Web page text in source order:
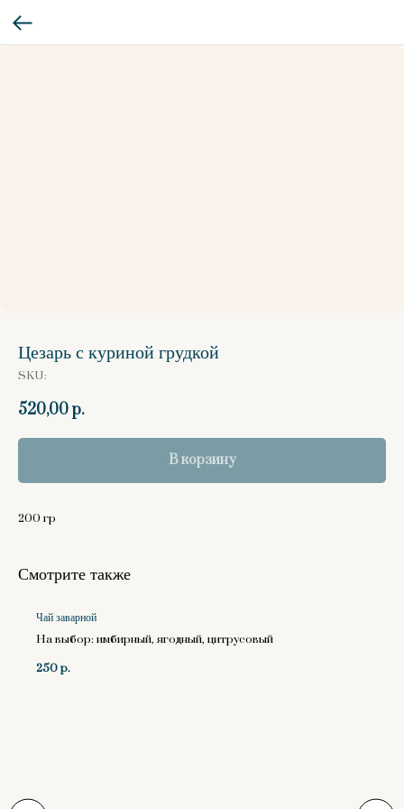
Цезарь с куриной грудкой
SKU:
520,00р.
В корзину
200 гр
Смотрите также
Чай заварной
На выбор: имбирный, ягодный, цитрусовый
250р.